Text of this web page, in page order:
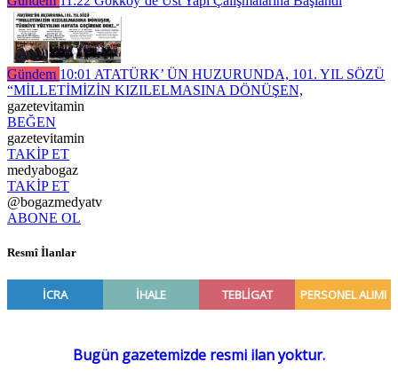
Gündem 10:01 ATATÜRK’ ÜN HUZURUNDA, 101. YIL SÖZÜ
“MİLLETİMİZİN KIZILELMASINA DÖNÜŞEN,
gazetevitamin
BEĞEN
gazetevitamin
TAKİP ET
medyabogaz
TAKİP ET
@bogazmedyatv
ABONE OL
Resmî İlanlar